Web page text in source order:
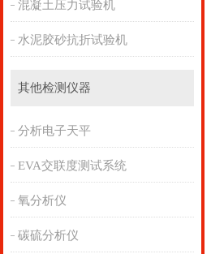
混凝土压力试验机
水泥胶砂抗折试验机
其他检测仪器
分析电子天平
EVA交联度测试系统
氧分析仪
碳硫分析仪